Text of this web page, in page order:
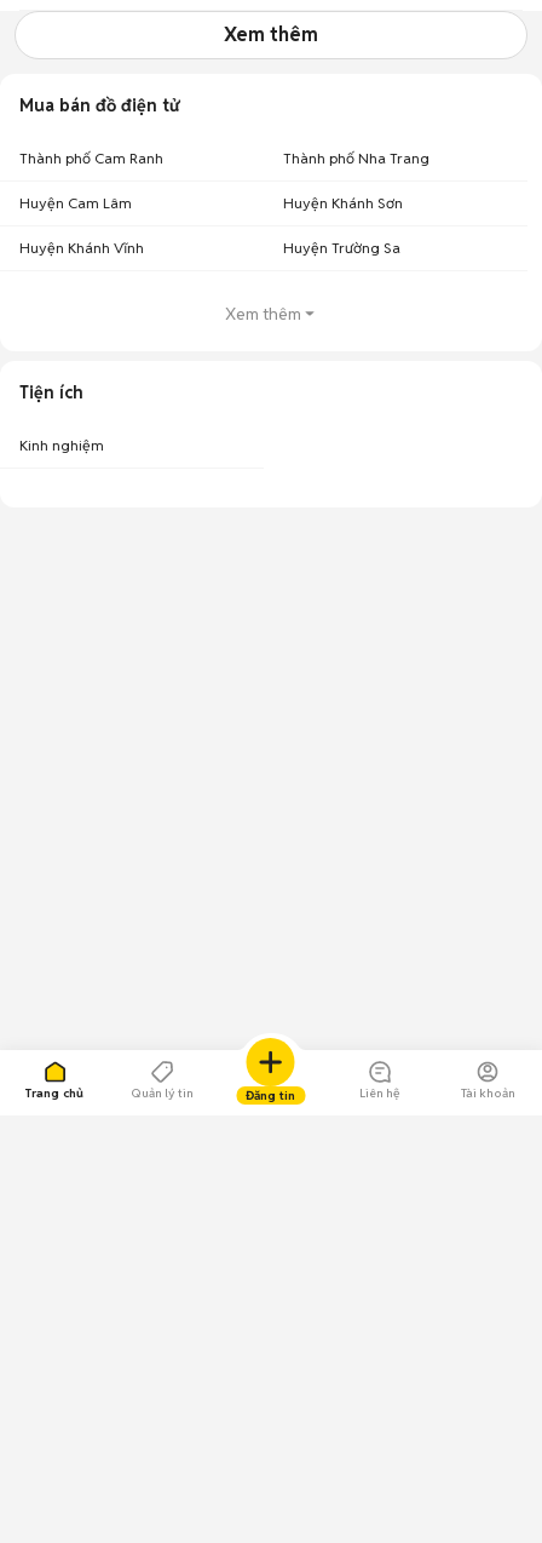
Trang chủ Quản lý tin Đăng tin Liên hệ Tài khoản
Xem thêm
Mua bán đồ điện tử
Thành phố Cam Ranh Thành phố Nha Trang
Huyện Cam Lâm Huyện Khánh Sơn
Huyện Khánh Vĩnh Huyện Trường Sa
Xem thêm
Tiện ích
Kinh nghiệm